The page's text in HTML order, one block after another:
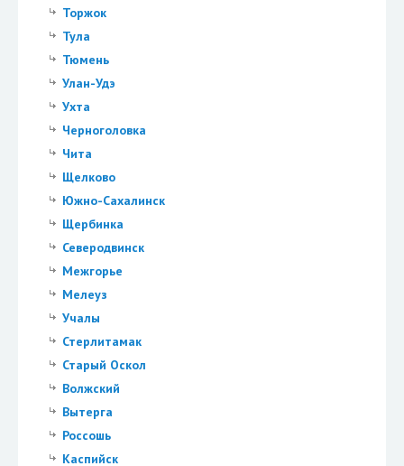
Торжок
Тула
Тюмень
Улан-Удэ
Ухта
Черноголовка
Чита
Щелково
Южно-Сахалинск
Щербинка
Северодвинск
Межгорье
Мелеуз
Учалы
Стерлитамак
Старый Оскол
Волжский
Вытерга
Россошь
Каспийск